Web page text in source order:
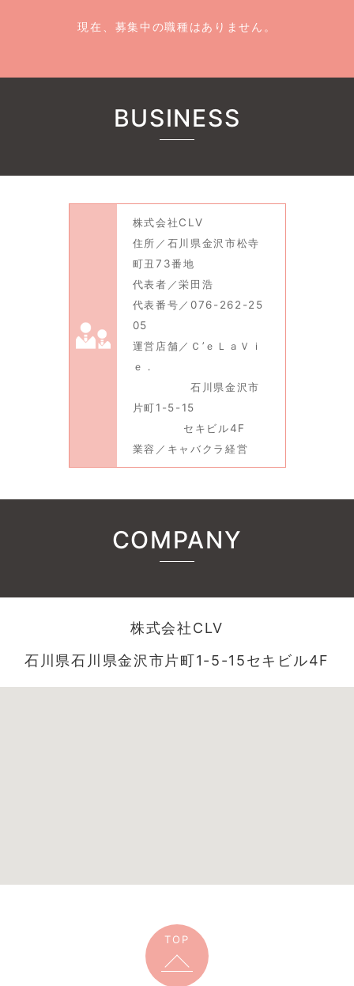
現在、募集中の職種はありません。
BUSINESS
株式会社CLV
住所／石川県金沢市松寺
町丑73番地
代表者／栄田浩
代表番号／076-262-25
05
運営店舗／Ｃ’ｅＬａＶｉ
ｅ．
石川県金沢市
片町1-5-15
セキビル4F
業容／キャバクラ経営
COMPANY
株式会社CLV
石川県石川県金沢市片町1-5-15セキビル4F
TOP